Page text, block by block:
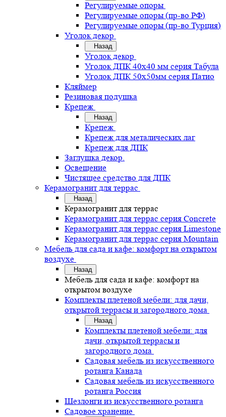
Регулируемые опоры
Регулируемые опоры (пр-во РФ)
Регулируемые опоры (пр-во Турция)
Уголок декор
Назад
Уголок декор
Уголок ДПК 40х40 мм серия Табула
Уголок ДПК 50х50мм серия Патио
Кляймер
Резиновая подушка
Крепеж
Назад
Крепеж
Крепеж для металических лаг
Крепеж для ДПК
Заглушка декор.
Освещение
Чистящее средство для ДПК
Керамогранит для террас
Назад
Керамогранит для террас
Керамогранит для террас серия Concrete
Керамогранит для террас серия Limestone
Керамогранит для террас серия Mountain
Мебель для сада и кафе: комфорт на открытом
воздухе
Назад
Мебель для сада и кафе: комфорт на
открытом воздухе
Комплекты плетеной мебели: для дачи,
открытой террасы и загородного дома
Назад
Комплекты плетеной мебели: для
дачи, открытой террасы и
загородного дома
Садовая мебель из искусственного
ротанга Канада
Садовая мебель из искусственного
ротанга Россия
Шезлонги из искусственного ротанга
Садовое хранение